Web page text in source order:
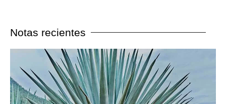
Notas recientes